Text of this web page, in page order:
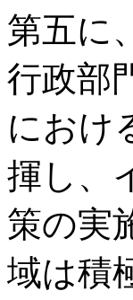
第五に
行政部
におけ
揮し、
策の実
域は積